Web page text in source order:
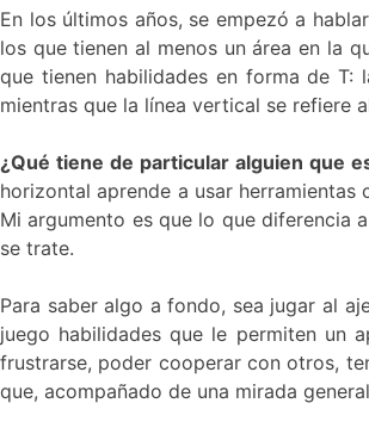
En los últimos años, se empezó a
los que tienen al menos un área en la
que tienen habilidades en forma de T:
mientras que la línea vertical se refiere
¿Qué tiene de particular alguien que
horizontal aprende a usar
Mi argumento es que lo que diferencia
se trate.
Para saber algo a fondo, sea jugar al
juego habilidades que le permiten un
frustrarse, poder cooperar con otros,
que, acompañado de una mirada